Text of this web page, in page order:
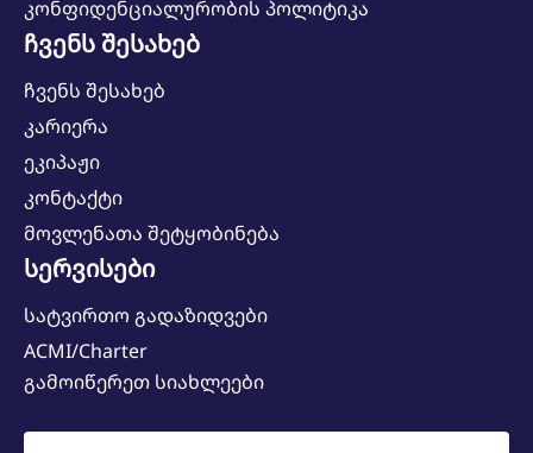
კონფიდენციალურობის პოლიტიკა
ჩვენს შესახებ
ჩვენს შესახებ
კარიერა
ეკიპაჟი
კონტაქტი
მოვლენათა შეტყობინება
სერვისები
სატვირთო გადაზიდვები
ACMI/Charter
გამოიწერეთ სიახლეები